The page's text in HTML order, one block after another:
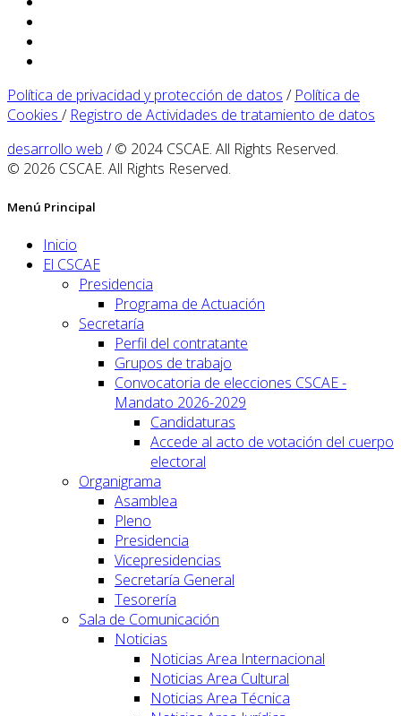
Política de privacidad y protección de datos / Política de
Cookies / Registro de Actividades de tratamiento de datos
desarrollo web / © 2024 CSCAE. All Rights Reserved.
© 2026 CSCAE. All Rights Reserved.
Menú Principal
Inicio
El CSCAE
Presidencia
Programa de Actuación
Secretaría
Perfil del contratante
Grupos de trabajo
Convocatoria de elecciones CSCAE -
Mandato 2026-2029
Candidaturas
Accede al acto de votación del cuerpo
electoral
Organigrama
Asamblea
Pleno
Presidencia
Vicepresidencias
Secretaría General
Tesorería
Sala de Comunicación
Noticias
Noticias Area Internacional
Noticias Area Cultural
Noticias Area Técnica